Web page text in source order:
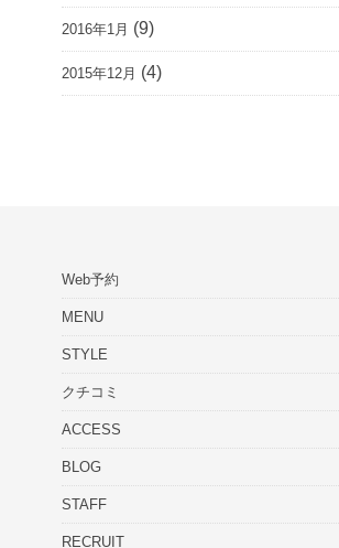
2016年1月 (9)
2015年12月 (4)
Web予約
MENU
STYLE
クチコミ
ACCESS
BLOG
STAFF
RECRUIT